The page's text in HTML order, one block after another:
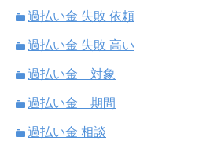
過払い金 失敗 依頼
過払い金 失敗 高い
過払い金 対象
過払い金 期間
過払い金 相談